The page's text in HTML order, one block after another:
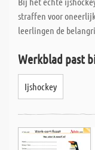
Wat ons
gemaakte planken/
bestellingen dezelfde
de nette en
bestellingen. Elk
deze op elk moment
zonder dat u eerst
straffen voor
leerlingen de
Werkblad past
Ijshockey